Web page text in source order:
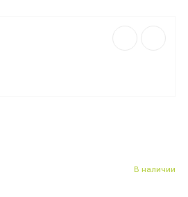
В наличии